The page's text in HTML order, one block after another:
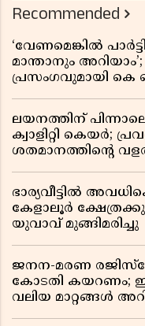
Recommended
‘വേണമെങ്കിൽ
മാന്താനും
പ്രസംഗവുമായി കെ
ലയനത്തിന്
ക്വാളിറ്റി കെയർ;
ശതമാനത്തിൻ്റെ
റിപ്പോർട്ട് പുറത്ത്
ഭാര്യവീട്ടിൽ
കേളാലൂർ
യുവാവ് മുങ്ങിമരിച്ചു
ജനന-മരണ
കോടതി കയറണം;
വലിയ മാറ്റങ്ങൾ